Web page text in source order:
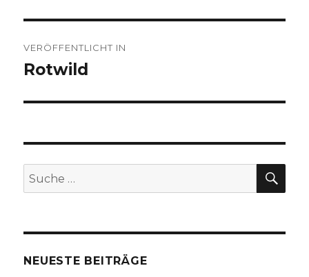
VERÖFFENTLICHT IN
Rotwild
Suche
nach:
NEUESTE BEITRÄGE